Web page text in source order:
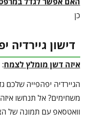
כן
דישון גיירדיה
איזה דשן מומלץ לצמח:
הגיירדיה יפהפייה שלכם
משחימים? אל תנחשו
וואטסאפ עם תמונה של